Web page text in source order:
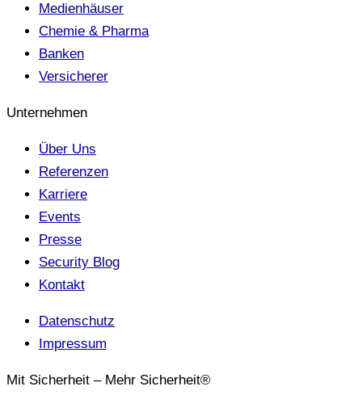
Medienhäuser
Chemie & Pharma
Banken
Versicherer
Unternehmen
Über Uns
Referenzen
Karriere
Events
Presse
Security Blog
Kontakt
Datenschutz
Impressum
Mit Sicherheit – Mehr Sicherheit®